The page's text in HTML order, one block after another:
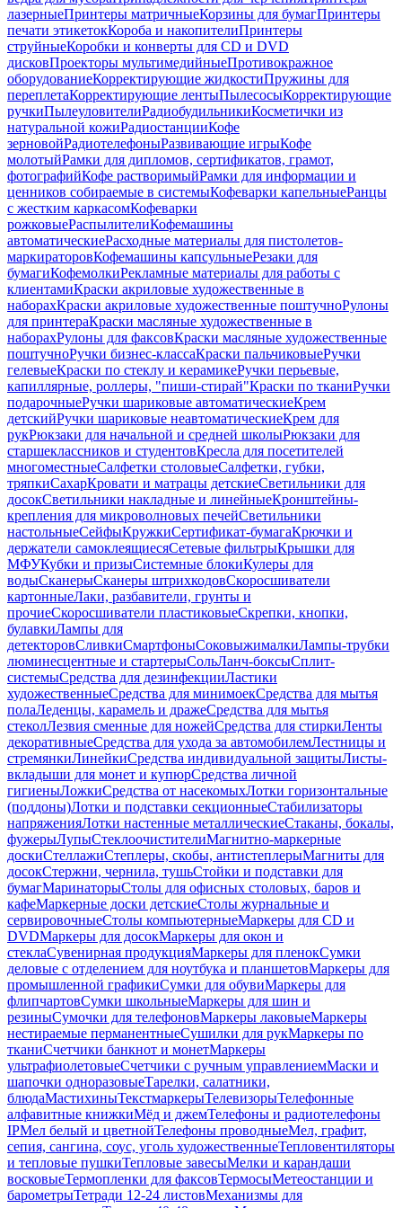
лазерныеПринтеры матричныеКорзины для бумагПринтеры
печати этикетокКороба и накопителиПринтеры
струйныеКоробки и конверты для CD и DVD
дисковПроекторы мультимедийныеПротивокражное
оборудованиеКорректирующие жидкостиПружины для
переплетаКорректирующие лентыПылесосыКорректирующие
ручкиПылеуловителиРадиобудильникиКосметички из
натуральной кожиРадиостанцииКофе
зерновойРадиотелефоныРазвивающие игрыКофе
молотыйРамки для дипломов, сертификатов, грамот,
фотографийКофе растворимыйРамки для информации и
ценников собираемые в системыКофеварки капельныеРанцы
с жестким каркасомКофеварки
рожковыеРаспылителиКофемашины
автоматическиеРасходные материалы для пистолетов-
маркираторовКофемашины капсульныеРезаки для
бумагиКофемолкиРекламные материалы для работы с
клиентамиКраски акриловые художественные в
наборахКраски акриловые художественные поштучноРулоны
для принтераКраски масляные художественные в
наборахРулоны для факсовКраски масляные художественные
поштучноРучки бизнес-классаКраски пальчиковыеРучки
гелевыеКраски по стеклу и керамикеРучки перьевые,
капиллярные, роллеры, "пиши-стирай"Краски по тканиРучки
подарочныеРучки шариковые автоматическиеКрем
детскийРучки шариковые неавтоматическиеКрем для
рукРюкзаки для начальной и средней школыРюкзаки для
старшеклассников и студентовКресла для посетителей
многоместныеСалфетки столовыеСалфетки, губки,
тряпкиСахарКровати и матрацы детскиеСветильники для
досокСветильники накладные и линейныеКронштейны-
крепления для микроволновых печейСветильники
настольныеСейфыКружкиСертификат-бумагаКрючки и
держатели самоклеящиесяСетевые фильтрыКрышки для
МФУКубки и призыСистемные блокиКулеры для
водыСканерыСканеры штрихкодовСкоросшиватели
картонныеЛаки, разбавители, грунты и
прочиеСкоросшиватели пластиковыеСкрепки, кнопки,
булавкиЛампы для
детекторовСливкиСмартфоныСоковыжималкиЛампы-трубки
люминесцентные и стартерыСольЛанч-боксыСплит-
системыСредства для дезинфекцииЛастики
художественныеСредства для минимоекСредства для мытья
полаЛеденцы, карамель и дражеСредства для мытья
стеколЛезвия сменные для ножейСредства для стиркиЛенты
декоративныеСредства для ухода за автомобилемЛестницы и
стремянкиЛинейкиСредства индивидуальной защитыЛисты-
вкладыши для монет и купюрСредства личной
гигиеныЛожкиСредства от насекомыхЛотки горизонтальные
(поддоны)Лотки и подставки секционныеСтабилизаторы
напряженияЛотки настенные металлическиеСтаканы, бокалы,
фужерыЛупыСтеклоочистителиМагнитно-маркерные
доскиСтеллажиСтеплеры, скобы, антистеплерыМагниты для
досокСтержни, чернила, тушьСтойки и подставки для
бумагМаринаторыСтолы для офисных столовых, баров и
кафеМаркерные доски детскиеСтолы журнальные и
сервировочныеСтолы компьютерныеМаркеры для CD и
DVDМаркеры для досокМаркеры для окон и
стеклаСувенирная продукцияМаркеры для пленокСумки
деловые с отделением для ноутбука и планшетовМаркеры для
промышленной графикиСумки для обувиМаркеры для
флипчартовСумки школьныеМаркеры для шин и
резиныСумочки для телефоновМаркеры лаковыеМаркеры
нестираемые перманентныеСушилки для рукМаркеры по
тканиСчетчики банкнот и монетМаркеры
ультрафиолетовыеСчетчики с ручным управлениемМаски и
шапочки одноразовыеТарелки, салатники,
блюдаМастихиныТекстмаркерыТелевизорыТелефонные
алфавитные книжкиМёд и джемТелефоны и радиотелефоны
IPМел белый и цветнойТелефоны проводныеМел, графит,
сепия, сангина, соус, уголь художественныеТепловентиляторы
и тепловые пушкиТепловые завесыМелки и карандаши
восковыеТермопленки для факсовТермосыМетеостанции и
барометрыТетради 12-24 листовМеханизмы для